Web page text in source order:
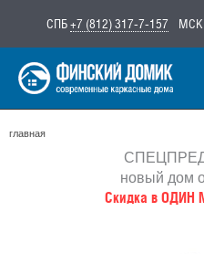
содержимому
СПБ+7 (812) 317-7-157 МСК
главная
новый дом
Скидка в ОДИН